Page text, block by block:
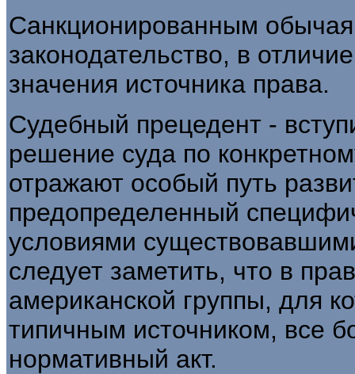
Санкционированным
законодательство, в
значения источника права.
Судебный прецедент -
решение суда по
отражают особый путь
предопределенный
условиями
следует заметить, что в
американской группы, для
типичным источником, все
нормативный акт.